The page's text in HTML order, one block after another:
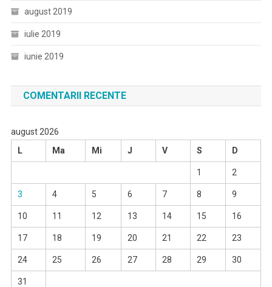
august 2019
iulie 2019
iunie 2019
COMENTARII RECENTE
august 2026
L
Ma Mi J V S D
1 2
3 4 5 6 7 8 9
10 11 12 13 14 15 16
17 18 19 20 21 22 23
24 25 26 27 28 29 30
31